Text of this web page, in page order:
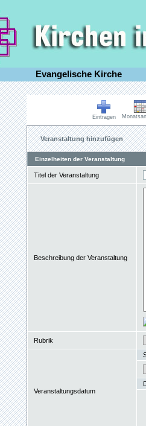
Evangelische Kirche
Eintragen
Veranstaltung hinzufügen
Einzelheiten der Veranstaltung
Titel der Veranstaltung
Beschreibung der Veranstaltung
Rubrik
Veranstaltungsdatum